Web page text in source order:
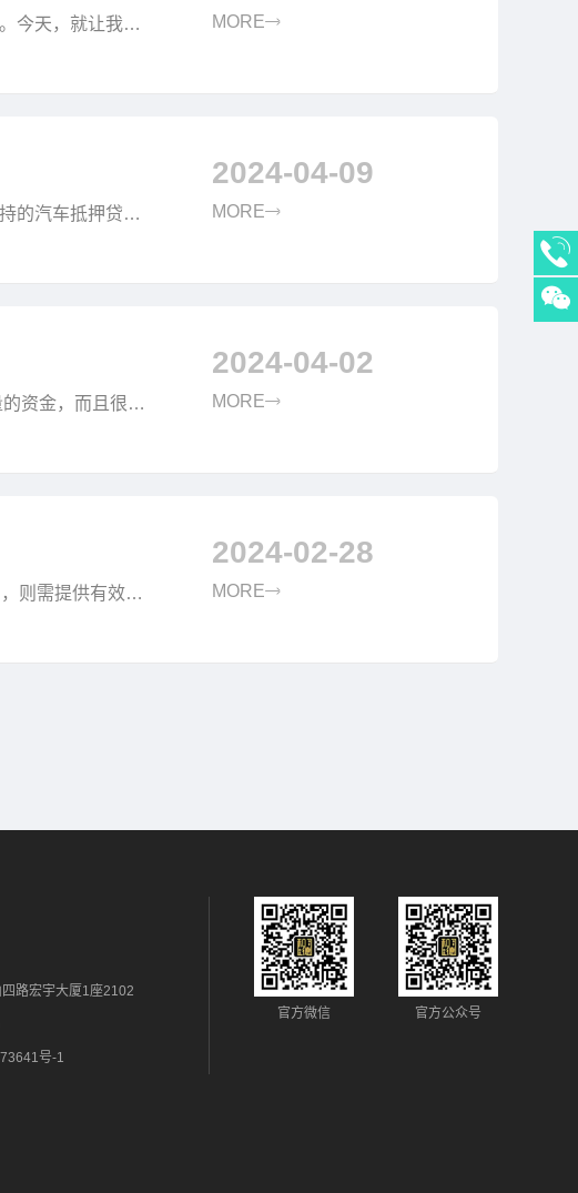
今天，就让我们
MORE
的汽车抵押贷款
2024-04-09
MORE
资金，而且很多
2024-04-02
MORE
则需提供有效的
2024-02-28
MORE
路宏宇大厦1座2102
号-1
官方微信 官方公众号